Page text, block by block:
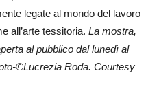
legate al mondo del lavoro
all’arte tessitoria. La mostra,
al pubblico dal lunedì al
©Lucrezia Roda. Courtesy